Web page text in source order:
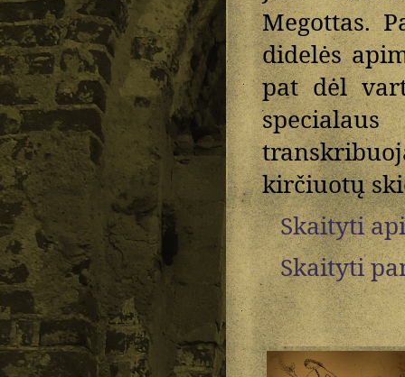
Megottas.
didelės
pat dėl
kirčiuotų
Skaityti
Skaityti